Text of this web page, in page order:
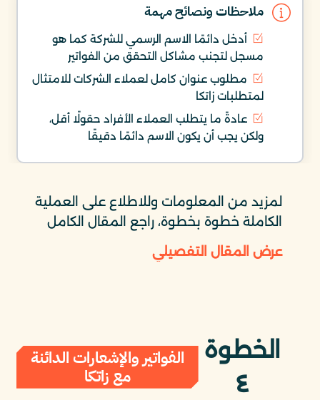
ملاحظات ونصائح مهمة
أدخل دائمًا الاسم الرسمي للشركة كما هو
مسجل لتجنب مشاكل التحقق من الفواتير
مطلوب عنوان كامل لعملاء الشركات للامتثال
لمتطلبات زاتكا
عادةً ما يتطلب العملاء الأفراد حقولًا أقل،
ولكن يجب أن يكون الاسم دائمًا دقيقًا
لمزيد من المعلومات وللاطلاع على العملية
الكاملة خطوة بخطوة، راجع المقال الكامل
عرض المقال التفصيلي
الخطوة
٤
الفواتير والإشعارات الدائنة
مع زاتكا